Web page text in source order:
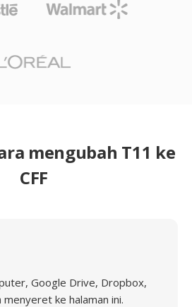
mengubah T11 ke
CFF
Google Drive, Dropbox,
menyeret ke halaman ini.